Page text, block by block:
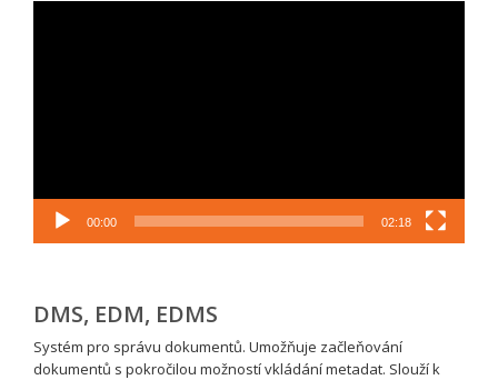
00:00 02:18
DMS, EDM, EDMS
Systém pro správu dokumentů. Umožňuje začleňování
dokumentů s pokročilou možností vkládání metadat. Slouží k